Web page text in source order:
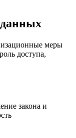
меры
доступа,
закона и